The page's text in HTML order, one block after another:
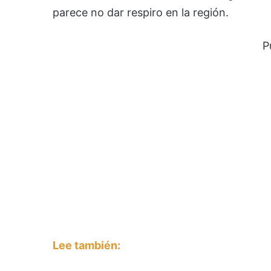
parece no dar respiro en la región.
Lee también: